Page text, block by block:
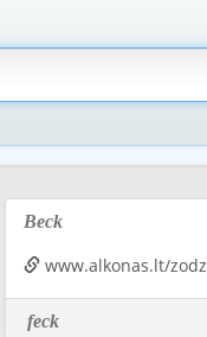
Beck
www.alkonas.lt/
feck